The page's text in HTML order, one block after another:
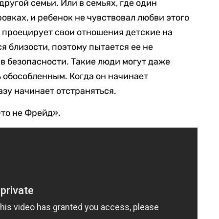
семьи. Или в семьях, где один
и ребенок не чувствовал любви этого
свои отношения детские на
близости, поэтому пытается ее не
безопасности. Такие люди могут даже
обособленным. Когда он начинает
начинает отстраняться.
не Фрейд».